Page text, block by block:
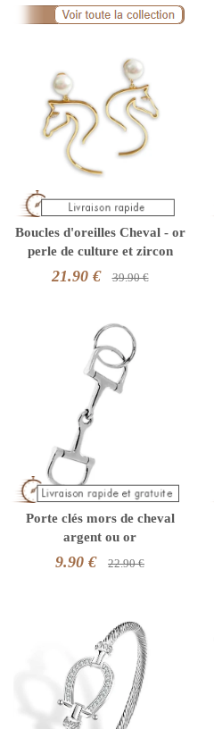
Boucles d'oreilles Cheval - or
perle de culture et zircon
21.90 € 39.90 €
Porte clés mors de cheval
argent ou or
9.90 € 22.90 €